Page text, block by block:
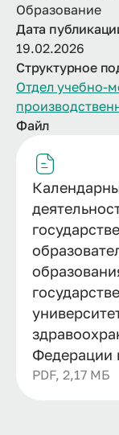
Образование
Дата
19.02.2026
Структурное
Отдел учебно-
Файл
Федерации
PDF, 2,17 МБ